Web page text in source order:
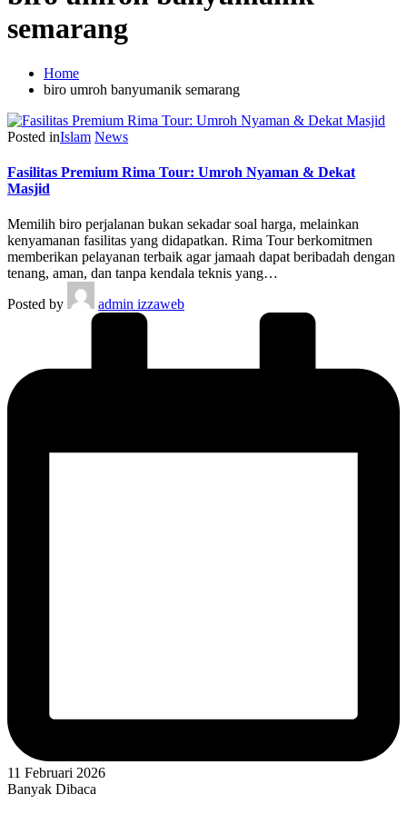
semarang
Home
biro umroh banyumanik semarang
Posted inIslam News
Fasilitas Premium Rima Tour: Umroh Nyaman & Dekat
Masjid
Memilih biro perjalanan bukan sekadar soal harga, melainkan
kenyamanan fasilitas yang didapatkan. Rima Tour berkomitmen
memberikan pelayanan terbaik agar jamaah dapat beribadah dengan
tenang, aman, dan tanpa kendala teknis yang…
Posted by
admin izzaweb
11 Februari 2026
Banyak Dibaca